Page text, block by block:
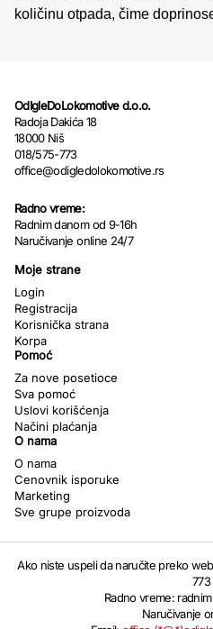
količinu otpada, čime
OdIgleDoLokomotive d.o.o.
Radoja Dakića 18
18000 Niš
018/575-773
office@odigledolokomotive.rs
Radno vreme:
Radnim danom od 9-16h
Naručivanje online 24/7
Moje strane
Login
Registracija
Korisnička strana
Korpa
Pomoć
Za nove posetioce
Sva pomoć
Uslovi korišćenja
Načini plaćanja
O nama
O nama
Cenovnik isporuke
Marketing
Sve grupe proizvoda
Ako niste uspeli da naručite preko
773
Radno vreme:
Naručivanje